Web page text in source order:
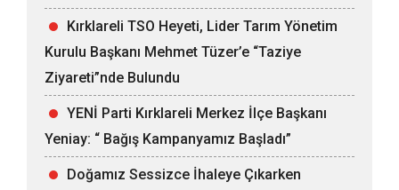
Kırklareli TSO Heyeti, Lider Tarım Yönetim
Kurulu Başkanı Mehmet Tüzer’e “Taziye
Ziyareti”nde Bulundu
YENİ Parti Kırklareli Merkez İlçe Başkanı
Yeniay: “ Bağış Kampanyamız Başladı”
Doğamız Sessizce İhaleye Çıkarken